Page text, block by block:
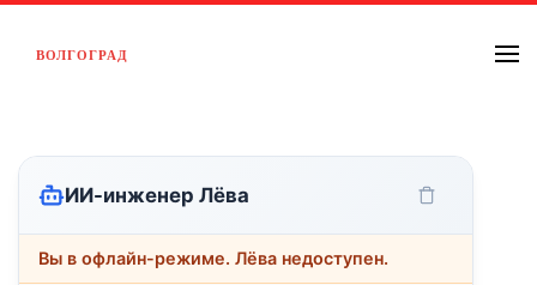
ВОЛГОГРАД
ИИ-инженер Лёва
Вы в офлайн-режиме. Лёва недоступен.